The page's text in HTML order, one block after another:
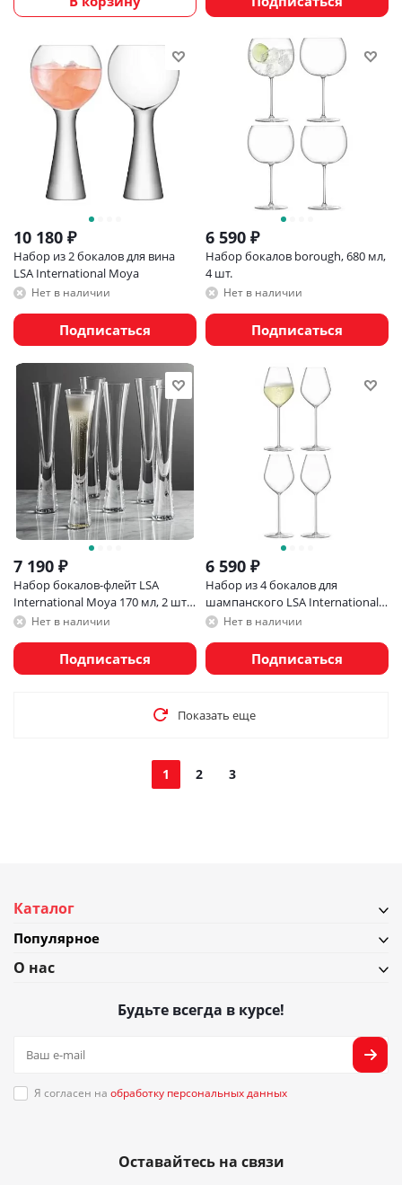
10 180 ₽
Набор из 2 бокалов для вина
LSA International Moya
Нет в наличии
Подписаться
6 590 ₽
Набор бокалов borough, 680 мл,
4 шт.
Нет в наличии
Подписаться
7 190 ₽
Набор бокалов-флейт LSA
International Moya 170 мл, 2 шт,
прозрачный
Нет в наличии
Подписаться
6 590 ₽
Набор из 4 бокалов для
шампанского LSA International
Borough 285 мл
Нет в наличии
Подписаться
Показать еще
1 2 3
Каталог
Популярное
О нас
Будьте всегда в курсе!
Я согласен на обработку персональных данных
Оставайтесь на связи